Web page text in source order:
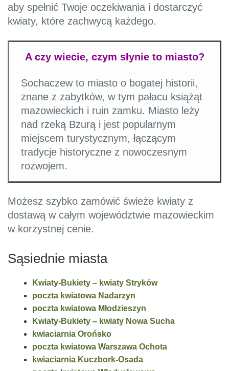
aby spełnić Twoje oczekiwania i dostarczyć
kwiaty, które zachwycą każdego.
A czy wiecie, czym słynie to miasto?
Sochaczew to miasto o bogatej historii,
znane z zabytków, w tym pałacu książąt
mazowieckich i ruin zamku. Miasto leży
nad rzeką Bzurą i jest popularnym
miejscem turystycznym, łączącym
tradycje historyczne z nowoczesnym
rozwojem.
Możesz szybko zamówić świeże kwiaty z
dostawą w całym województwie mazowieckim
w korzystnej cenie.
Sąsiednie miasta
Kwiaty-Bukiety – kwiaty Stryków
poczta kwiatowa Nadarzyn
poczta kwiatowa Młodzieszyn
Kwiaty-Bukiety – kwiaty Nowa Sucha
kwiaciarnia Orońsko
poczta kwiatowa Warszawa Ochota
kwiaciarnia Kuczbork-Osada